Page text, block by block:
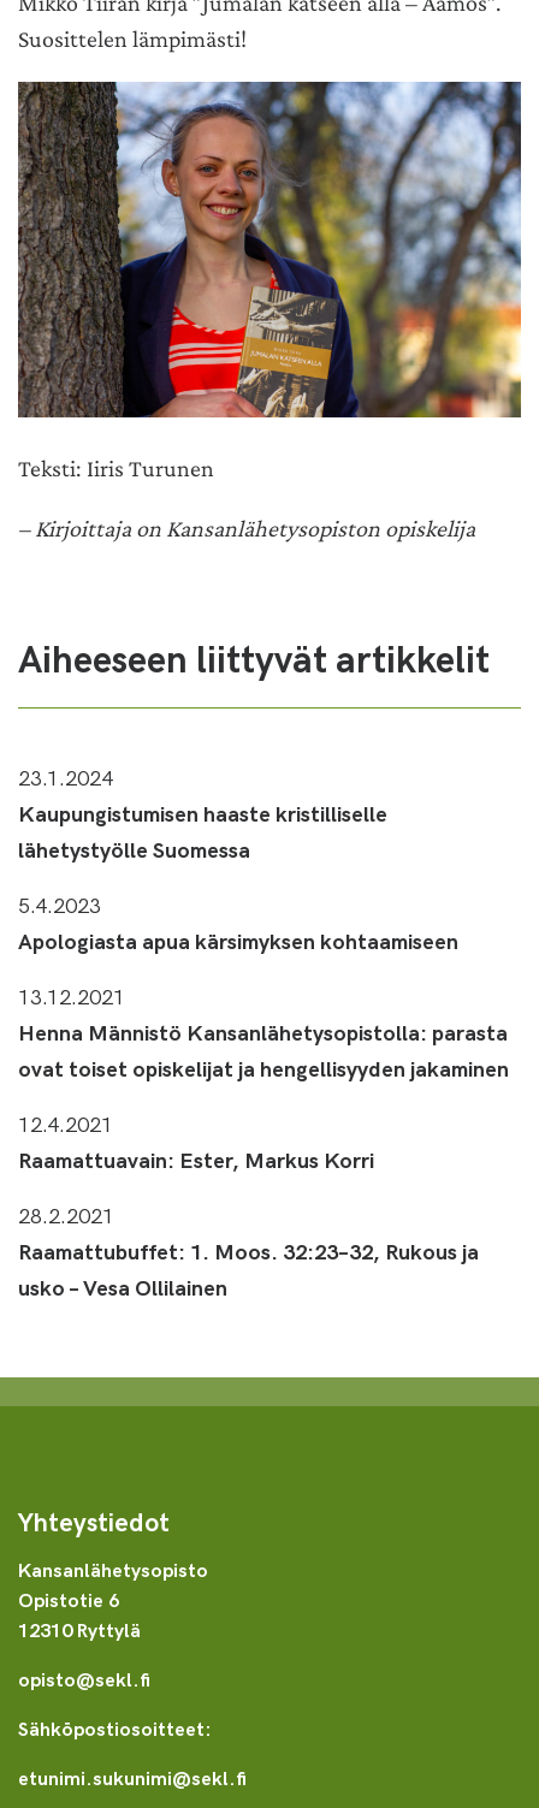
Suosittelen lämpimästi!
Teksti: Iiris Turunen
– Kirjoittaja on Kansanlähetysopiston opiskelija
Aiheeseen liittyvät artikkelit
23.1.2024
Kaupungistumisen haaste kristilliselle
lähetystyölle Suomessa
5.4.2023
Apologiasta apua kärsimyksen kohtaamiseen
13.12.2021
Henna Männistö Kansanlähetysopistolla: parasta
ovat toiset opiskelijat ja hengellisyyden jakaminen
12.4.2021
Raamattuavain: Ester, Markus Korri
28.2.2021
Raamattubuffet: 1. Moos. 32:23–32, Rukous ja
usko – Vesa Ollilainen
Yhteystiedot
Kansanlähetysopisto
Opistotie 6
12310 Ryttylä
opisto@sekl.fi
Sähköpostiosoitteet:
etunimi.sukunimi@sekl.fi